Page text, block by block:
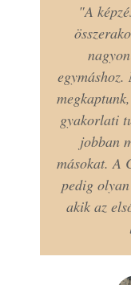
"A
egymáshoz.
gyakorlati
jobban
másokat. A
pedig
akik az